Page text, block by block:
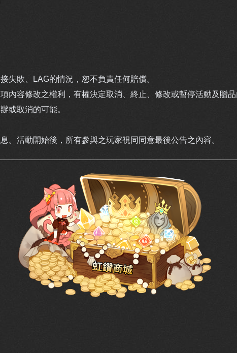
失敗、LAG的情況，恕不負責任何賠償。
內容修改之權利，有權決定取消、終止、修改或暫停活動及贈
或取消的可能。
。活動開始後，所有參與之玩家視同同意最後公告之內容。